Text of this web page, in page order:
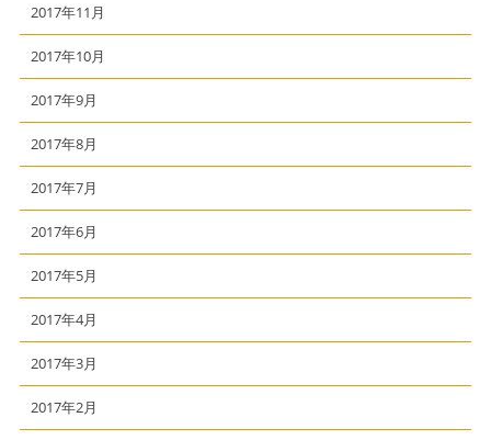
2017年11月
2017年10月
2017年9月
2017年8月
2017年7月
2017年6月
2017年5月
2017年4月
2017年3月
2017年2月